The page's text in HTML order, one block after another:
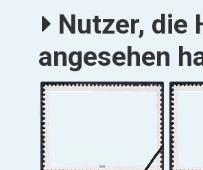
Nutzer, die
angesehen